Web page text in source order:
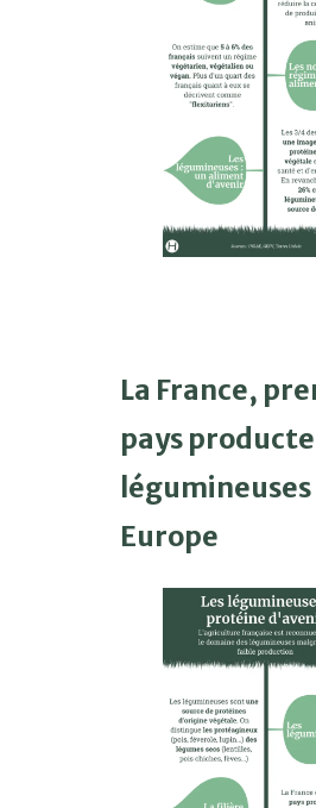
La France,
pays
légumineuses
Europe